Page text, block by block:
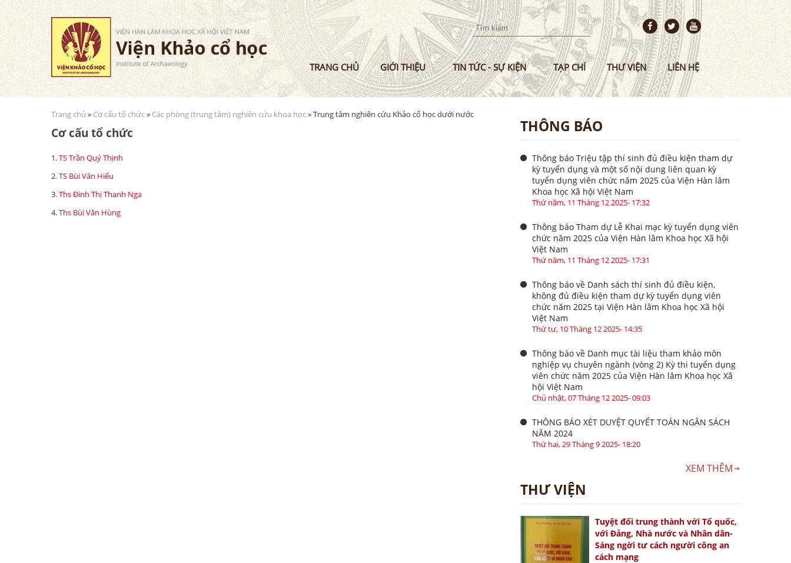
Nhảy
đến
nội
dung
TRANG CHỦ GIỚI THIỆU TIN TỨC - SỰ KIỆN TẠP CHÍ THƯ VIỆN LIÊN HỆ
Bạn đang ở đây
Trang chủ » Cơ cấu tổ chức» Các phòng (trung tâm) nghiên cứu khoa học» Trung tâm nghiên cứu Khảo cổ học dưới nước
Cơ cấu tổ chức
1.TS Trần Quý Thịnh
2.TS Bùi Văn Hiếu
3.Ths Đinh Thị Thanh Nga
4.Ths Bùi Văn Hùng
THÔNG BÁO
Thông báo Triệu tập thí sinh đủ điều kiện tham dự
kỳ tuyển dụng và một số nội dung liên quan kỳ
tuyển dụng viên chức năm 2025 của Viện Hàn lâm
Khoa học Xã hội Việt Nam
Thứ năm, 11 Tháng 12 2025- 17:32
Thông báo Tham dự Lễ Khai mạc kỳ tuyển dụng viên
chức năm 2025 của Viện Hàn lâm Khoa học Xã hội
Việt Nam
Thứ năm, 11 Tháng 12 2025- 17:31
Thông báo về Danh sách thí sinh đủ điều kiện,
không đủ điều kiện tham dự kỳ tuyển dụng viên
chức năm 2025 tại Viện Hàn lâm Khoa học Xã hội
Việt Nam
Thứ tư, 10 Tháng 12 2025- 14:35
Thông báo về Danh mục tài liệu tham khảo môn
nghiệp vụ chuyên ngành (vòng 2) Kỳ thi tuyển dụng
viên chức năm 2025 của Viện Hàn lâm Khoa học Xã
hội Việt Nam
Chủ nhật, 07 Tháng 12 2025- 09:03
THÔNG BÁO XÉT DUYỆT QUYẾT TOÁN NGÂN SÁCH
NĂM 2024
Thứ hai, 29 Tháng 9 2025- 18:20
XEM THÊM
THƯ VIỆN
Tuyệt đối trung thành với Tổ quốc,
với Đảng, Nhà nước và Nhân dân-
Sáng ngời tư cách người công an
cách mạng